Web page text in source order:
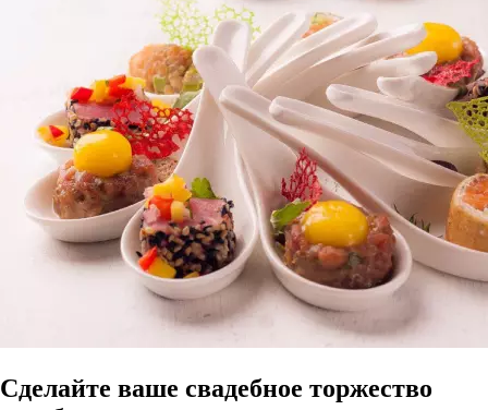
Сделайте ваше свадебное торжество